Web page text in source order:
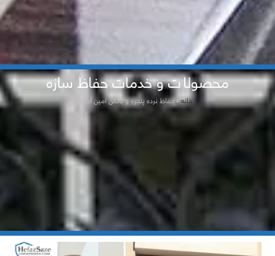
محصولات و خدمات حفاظ سازه
خانه»حفاظ نرده پنجره و بالکن امین آباد